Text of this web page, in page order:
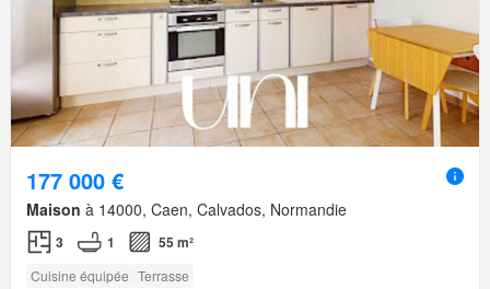
177 000 €
Maison à 14000, Caen, Calvados, Normandie
3 1 55 m²
Cuisine équipée Terrasse